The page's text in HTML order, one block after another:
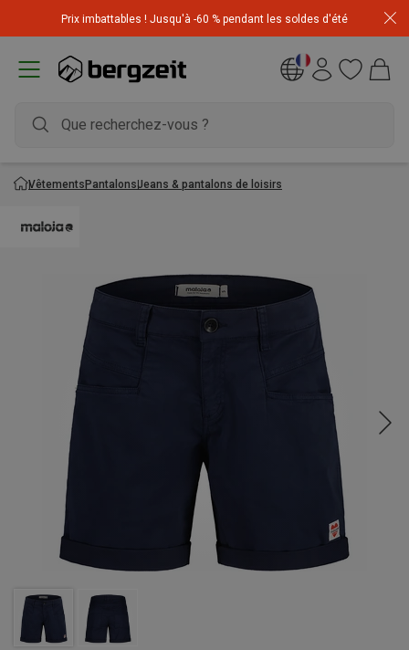
Prix imbattables ! Jusqu'à -60 % pendant les soldes d'été
l'article le moins cher! Code
VêtementsPantalonsJeans & pantalons de loisirs